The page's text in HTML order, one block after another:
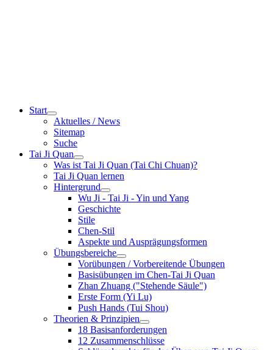
Start
Aktuelles / News
Sitemap
Suche
Tai Ji Quan
Was ist Tai Ji Quan (Tai Chi Chuan)?
Tai Ji Quan lernen
Hintergrund
Wu Ji - Tai Ji - Yin und Yang
Geschichte
Stile
Chen-Stil
Aspekte und Ausprägungsformen
Übungsbereiche
Vorübungen / Vorbereitende Übungen
Basisübungen im Chen-Tai Ji Quan
Zhan Zhuang ("Stehende Säule")
Erste Form (Yi Lu)
Push Hands (Tui Shou)
Theorien & Prinzipien
18 Basisanforderungen
12 Zusammenschlüsse